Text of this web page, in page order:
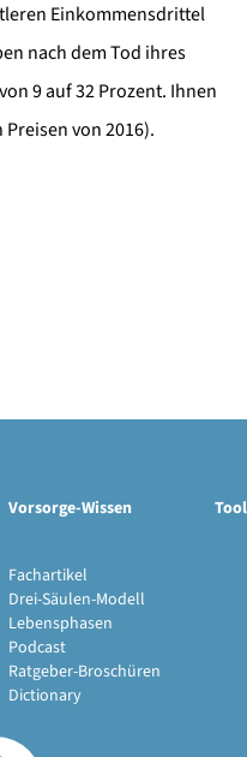
Einkommensdrittel
nach dem Tod ihres
9 auf 32 Prozent. Ihnen
von 2016).
Vorsorge-Wissen
Fachartikel
Drei-Säulen-Modell
Lebensphasen
Podcast
Ratgeber-Broschüren
Dictionary